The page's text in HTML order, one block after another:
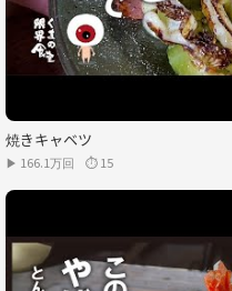
焼きキャベツ
▶ 166.1万回 ⏱ 15